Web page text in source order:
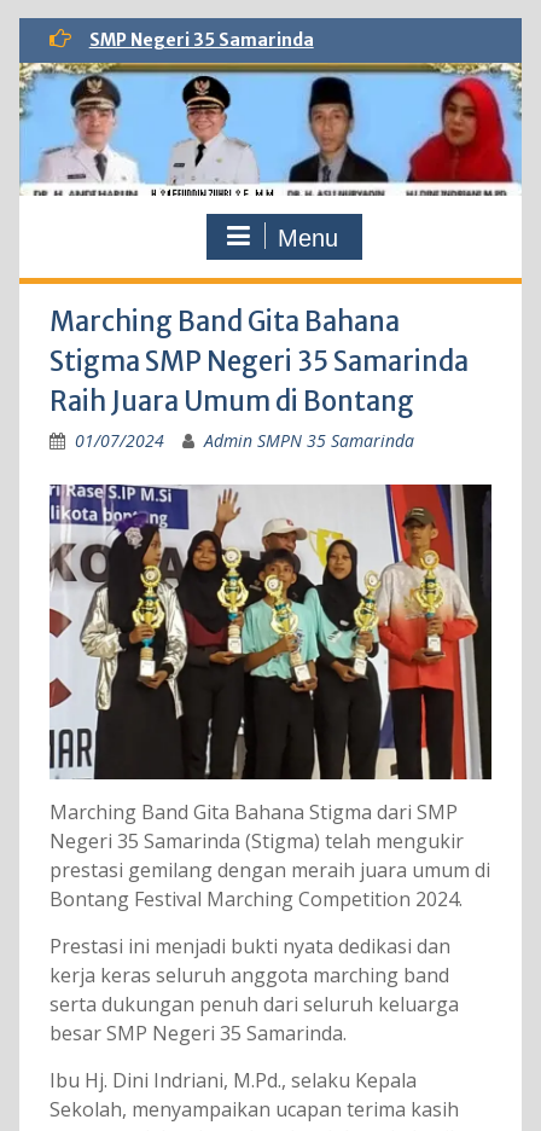
Skip
content
SMP Negeri 35 Samarinda
Menu
Marching Band Gita Bahana
Stigma SMP Negeri 35 Samarinda
Raih Juara Umum di Bontang
01/07/2024 Admin SMPN 35 Samarinda
Marching Band Gita Bahana Stigma dari SMP
Negeri 35 Samarinda (Stigma) telah mengukir
prestasi gemilang dengan meraih juara umum di
Bontang Festival Marching Competition 2024.
Prestasi ini menjadi bukti nyata dedikasi dan
kerja keras seluruh anggota marching band
serta dukungan penuh dari seluruh keluarga
besar SMP Negeri 35 Samarinda.
Ibu Hj. Dini Indriani, M.Pd., selaku Kepala
Sekolah, menyampaikan ucapan terima kasih